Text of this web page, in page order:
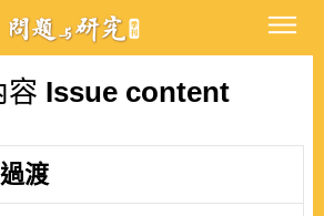
容 Issue content
渡